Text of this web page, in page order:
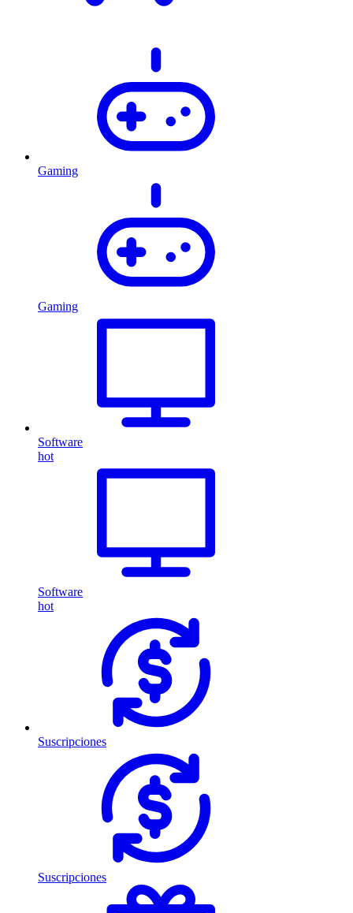
Gaming
Gaming
Software
hot
Software
hot
Suscripciones
Suscripciones